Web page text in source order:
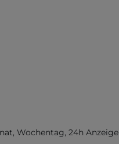
Wochentag, 24h Anzeige